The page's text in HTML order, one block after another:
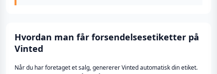
Hvordan man får forsendelsesetiketter på
Vinted
Når du har foretaget et salg, genererer Vinted automatisk din etiket.